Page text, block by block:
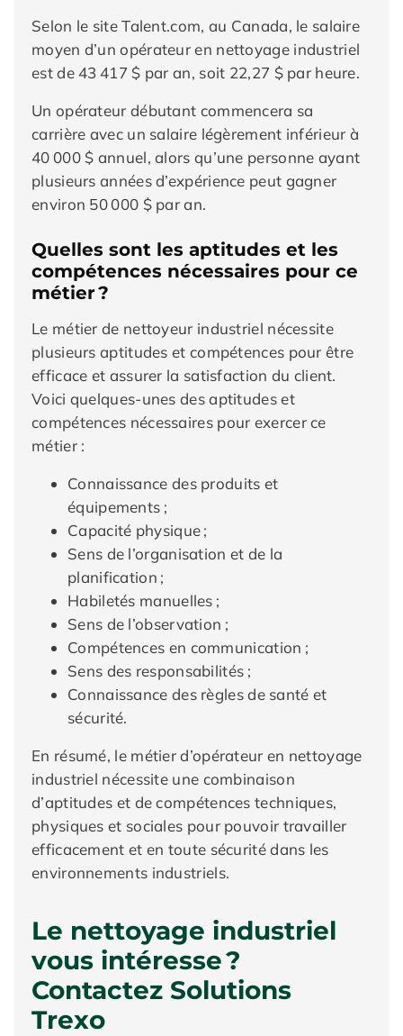
Selon le site Talent.com, au Canada, le salaire
moyen d’un opérateur en nettoyage industriel
est de 43 417 $ par an, soit 22,27 $ par heure.
Un opérateur débutant commencera sa
carrière avec un salaire légèrement inférieur à
40 000 $ annuel, alors qu’une personne ayant
plusieurs années d’expérience peut gagner
environ 50 000 $ par an.
Quelles sont les aptitudes et les
compétences nécessaires pour ce
métier ?
Le métier de nettoyeur industriel nécessite
plusieurs aptitudes et compétences pour être
efficace et assurer la satisfaction du client.
Voici quelques-unes des aptitudes et
compétences nécessaires pour exercer ce
métier :
Connaissance des produits et
équipements ;
Capacité physique ;
Sens de l’organisation et de la
planification ;
Habiletés manuelles ;
Sens de l’observation ;
Compétences en communication ;
Sens des responsabilités ;
Connaissance des règles de santé et
sécurité.
En résumé, le métier d’opérateur en nettoyage
industriel nécessite une combinaison
d’aptitudes et de compétences techniques,
physiques et sociales pour pouvoir travailler
efficacement et en toute sécurité dans les
environnements industriels.
Le nettoyage industriel
vous intéresse ?
Contactez Solutions
Trexo